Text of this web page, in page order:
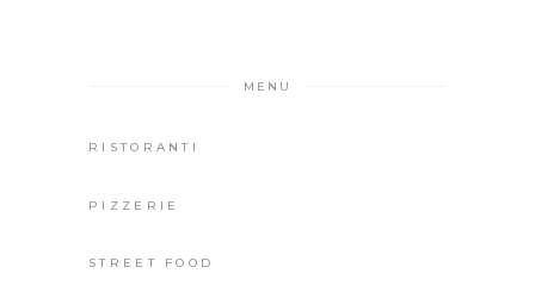
MENU
RISTORANTI
PIZZERIE
STREET FOOD